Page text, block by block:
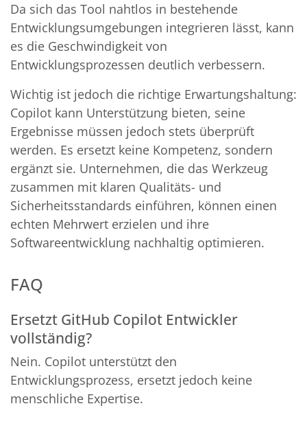
Da sich das Tool nahtlos in bestehende
Entwicklungsumgebungen integrieren lässt, kann
es die Geschwindigkeit von
Entwicklungsprozessen deutlich verbessern.
Wichtig ist jedoch die richtige Erwartungshaltung:
Copilot kann Unterstützung bieten, seine
Ergebnisse müssen jedoch stets überprüft
werden. Es ersetzt keine Kompetenz, sondern
ergänzt sie. Unternehmen, die das Werkzeug
zusammen mit klaren Qualitäts- und
Sicherheitsstandards einführen, können einen
echten Mehrwert erzielen und ihre
Softwareentwicklung nachhaltig optimieren.
FAQ
Ersetzt GitHub Copilot Entwickler
vollständig?
Nein. Copilot unterstützt den
Entwicklungsprozess, ersetzt jedoch keine
menschliche Expertise.